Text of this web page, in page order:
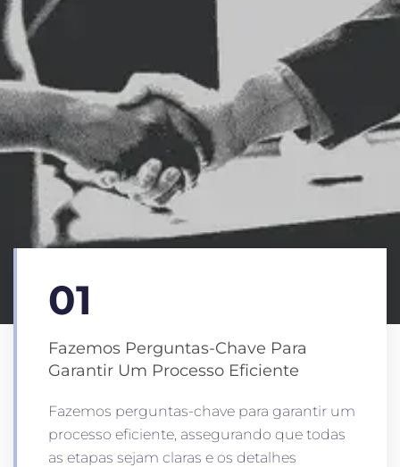
01
Fazemos Perguntas-Chave Para
Garantir Um Processo Eficiente
Fazemos perguntas-chave para garantir um
processo eficiente, assegurando que todas
as etapas sejam claras e os detalhes